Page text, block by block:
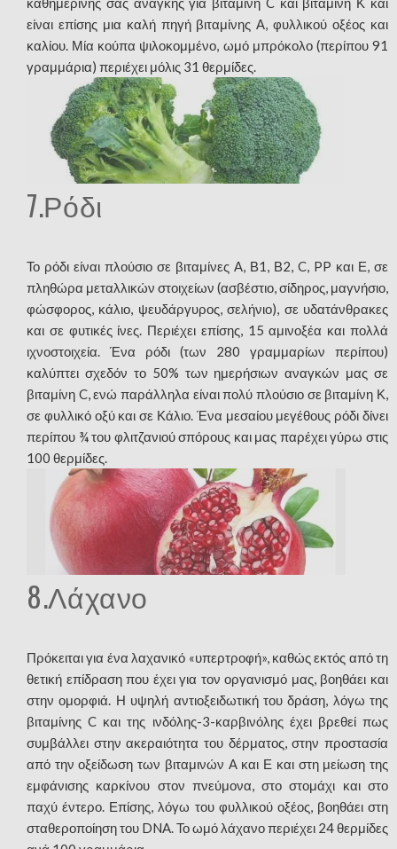
είναι επίσης μια καλή πηγή βιταμίνης Α, φυλλικού οξέος και
καλίου. Μία κούπα ψιλοκομμένο, ωμό μπρόκολο (περίπου 91
γραμμάρια) περιέχει μόλις 31 θερμίδες.
7.Ρόδι
Το ρόδι είναι πλούσιο σε βιταμίνες Α, Β1, Β2, C, PP και Ε, σε
πληθώρα μεταλλικών στοιχείων (ασβέστιο, σίδηρος, μαγνήσιο,
φώσφορος, κάλιο, ψευδάργυρος, σελήνιο), σε υδατάνθρακες
και σε φυτικές ίνες. Περιέχει επίσης, 15 αμινοξέα και πολλά
ιχνοστοιχεία. Ένα ρόδι (των 280 γραμμαρίων περίπου)
καλύπτει σχεδόν το 50% των ημερήσιων αναγκών μας σε
βιταμίνη C, ενώ παράλληλα είναι πολύ πλούσιο σε βιταμίνη Κ,
σε φυλλικό οξύ και σε Κάλιο. Ένα μεσαίου μεγέθους ρόδι δίνει
περίπου ¾ του φλιτζανιού σπόρους και μας παρέχει γύρω στις
100 θερμίδες.
8.Λάχανο
Πρόκειται για ένα λαχανικό «υπερτροφή», καθώς εκτός από τη
θετική επίδραση που έχει για τον οργανισμό μας, βοηθάει και
στην ομορφιά. Η υψηλή αντιοξειδωτική του δράση, λόγω της
βιταμίνης C και της ινδόλης-3-καρβινόλης έχει βρεθεί πως
συμβάλλει στην ακεραιότητα του δέρματος, στην προστασία
από την οξείδωση των βιταμινών Α και Ε και στη μείωση της
εμφάνισης καρκίνου στον πνεύμονα, στο στομάχι και στο
παχύ έντερο. Επίσης, λόγω του φυλλικού οξέος, βοηθάει στη
σταθεροποίηση του DNA. Το ωμό λάχανο περιέχει 24 θερμίδες